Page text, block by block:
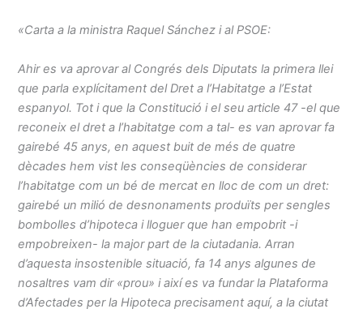
«Carta a la ministra Raquel Sánchez i al PSOE:
Ahir es va aprovar al Congrés dels Diputats la primera llei
que parla explícitament del Dret a l’Habitatge a l’Estat
espanyol. Tot i que la Constitució i el seu article 47 -el que
reconeix el dret a l’habitatge com a tal- es van aprovar fa
gairebé 45 anys, en aquest buit de més de quatre
dècades hem vist les conseqüències de considerar
l’habitatge com un bé de mercat en lloc de com un dret:
gairebé un milió de desnonaments produïts per sengles
bombolles d’hipoteca i lloguer que han empobrit -i
empobreixen- la major part de la ciutadania. Arran
d’aquesta insostenible situació, fa 14 anys algunes de
nosaltres vam dir «prou» i així es va fundar la Plataforma
d’Afectades per la Hipoteca precisament aquí, a la ciutat